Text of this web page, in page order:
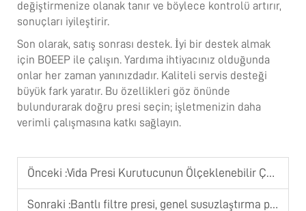
değiştirmenize olanak tanır ve böylece kontrolü artırır,
sonuçları iyileştirir.
Son olarak, satış sonrası destek. İyi bir destek almak
için BOEEP ile çalışın. Yardıma ihtiyacınız olduğunda
onlar her zaman yanınızdadır. Kaliteli servis desteği
büyük fark yaratır. Bu özellikleri göz önünde
bulundurarak doğru presi seçin; işletmenizin daha
verimli çalışmasına katkı sağlayın.
Önceki :Vida Presi Kurutucunun Ölçeklenebilir Çamur Arıtma Kapasitesini Nasıl Desteklediği
Sonraki :Bantlı filtre presi, genel susuzlaştırma projesi sonuçlarını nasıl güçlendirir?